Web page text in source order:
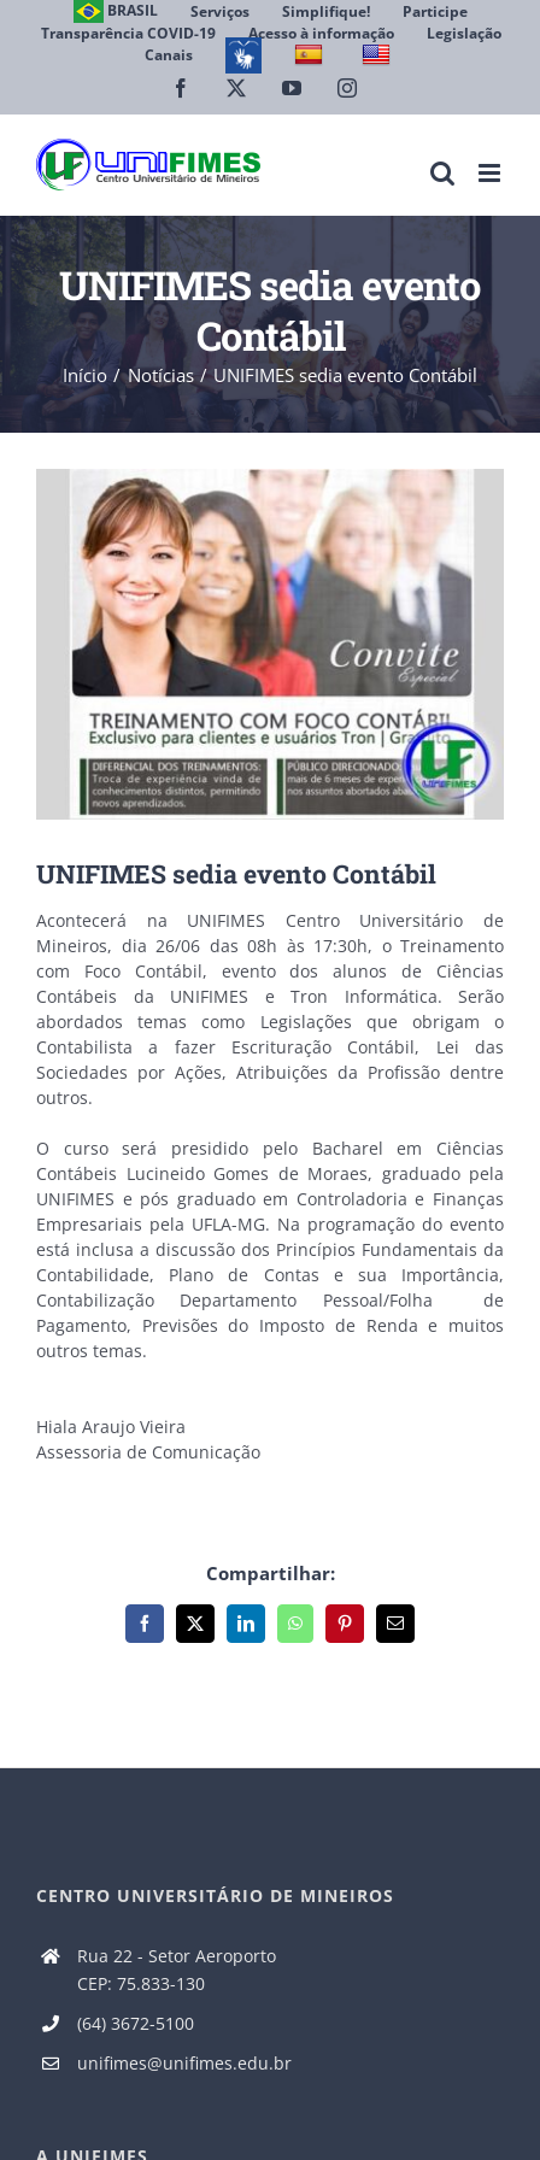
BRASIL Serviços Simplifique!
Participe
Transparência COVID-19
Acesso à informação
Legislação
Canais
Facebook YouTubeInstagram
UNIFIMES sedia evento
Contábil
Início Notícias UNIFIMES sedia evento Contábil
Image
UNIFIMES sedia evento Contábil
Acontecerá na UNIFIMES Centro Universitário de
Mineiros, dia 26/06 das 08h às 17:30h, o Treinamento
com Foco Contábil, evento dos alunos de Ciências
Contábeis da UNIFIMES e Tron Informática. Serão
abordados temas como Legislações que obrigam o
Contabilista a fazer Escrituração Contábil, Lei das
Sociedades por Ações, Atribuições da Profissão dentre
outros.
O curso será presidido pelo Bacharel em Ciências
Contábeis Lucineido Gomes de Moraes, graduado pela
UNIFIMES e pós graduado em Controladoria e Finanças
Empresariais pela UFLA-MG. Na programação do evento
está inclusa a discussão dos Princípios Fundamentais da
Contabilidade, Plano de Contas e sua Importância,
Contabilização Departamento Pessoal/Folha de
Pagamento, Previsões do Imposto de Renda e muitos
outros temas.
Hiala Araujo Vieira
Assessoria de Comunicação
Compartilhar:
Facebook
X LinkedInWhatsAppPinterest
E-
mail
CENTRO UNIVERSITÁRIO DE MINEIROS
Rua 22 - Setor Aeroporto
CEP: 75.833-130
(64) 3672-5100
unifimes@unifimes.edu.br